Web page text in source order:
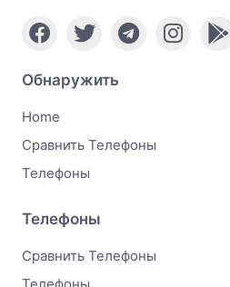
Обнаружить
Home
Сравнить Телефоны
Телефоны
Телефоны
Сравнить Телефоны